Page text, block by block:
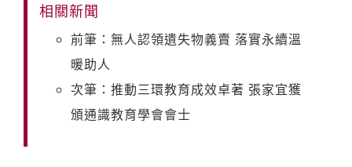
相關新聞
前筆：無人認領遺失物義賣 落實永續溫
暖助人
次筆：推動三環教育成效卓著 張家宜獲
頒通識教育學會會士